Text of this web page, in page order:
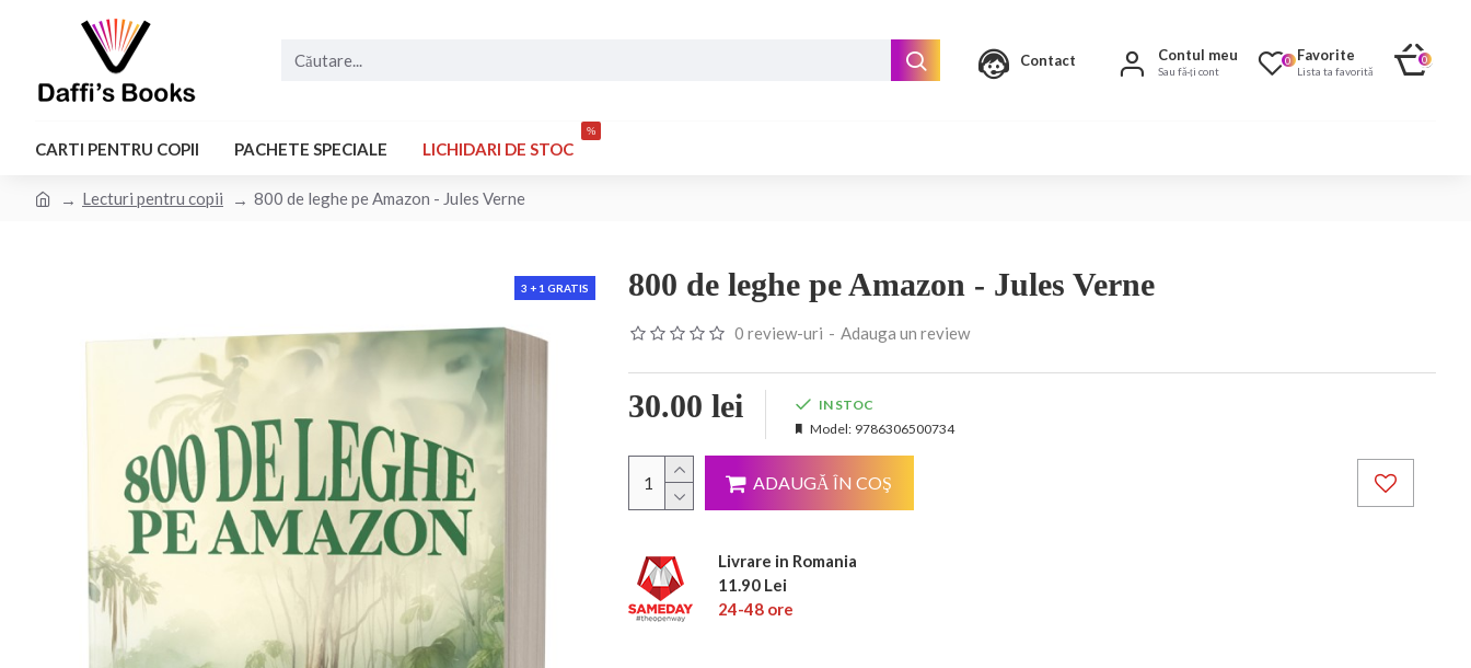
Contact Contul meu
Sau fă-ți cont
Favorite
Lista ta favorită
0 0
CARTI PENTRU COPII PACHETE SPECIALE LICHIDARI DE STOC
%
Lecturi pentru copii 800 de leghe pe Amazon - Jules Verne
3 + 1 GRATIS 800 de leghe pe Amazon - Jules Verne
0 review-uri - Adauga un review
30.00 lei
IN STOC
Model: 9786306500734
ADAUGĂ ÎN COŞ
Livrare in Romania
11.90 Lei
24-48 ore